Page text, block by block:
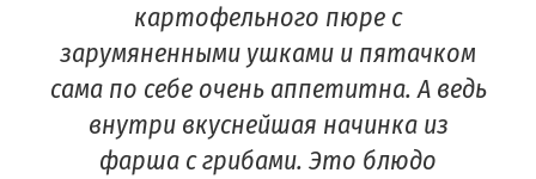
картофельного пюре с
зарумяненными ушками и пятачком
сама по себе очень аппетитна. А ведь
внутри вкуснейшая начинка из
фарша с грибами. Это блюдо